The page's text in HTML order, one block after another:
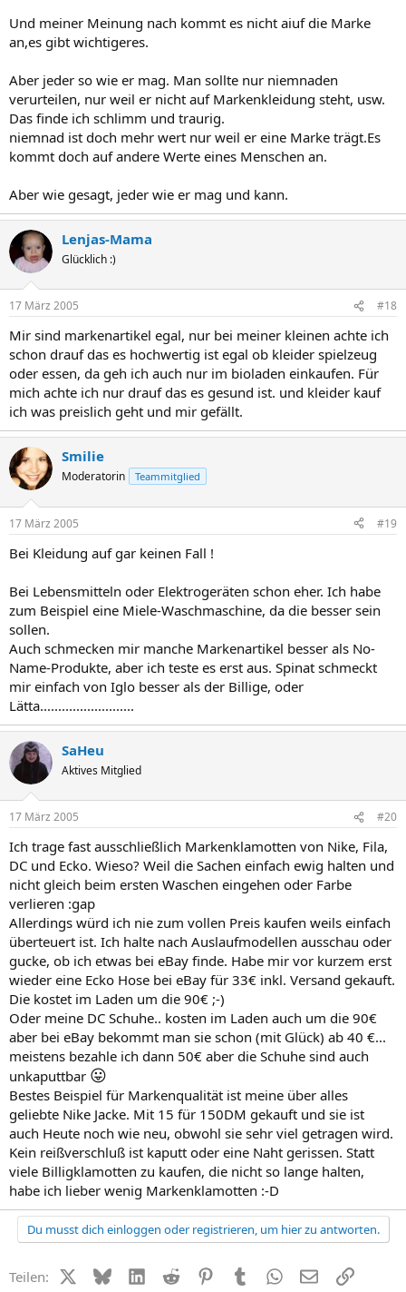
Und meiner Meinung nach kommt es nicht aiuf die Marke
an,es gibt wichtigeres.
Aber jeder so wie er mag. Man sollte nur niemnaden
verurteilen, nur weil er nicht auf Markenkleidung steht, usw.
Das finde ich schlimm und traurig.
niemnad ist doch mehr wert nur weil er eine Marke trägt.Es
kommt doch auf andere Werte eines Menschen an.
Aber wie gesagt, jeder wie er mag und kann.
Lenjas-Mama
Glücklich :)
17 März 2005 #18
Mir sind markenartikel egal, nur bei meiner kleinen achte ich
schon drauf das es hochwertig ist egal ob kleider spielzeug
oder essen, da geh ich auch nur im bioladen einkaufen. Für
mich achte ich nur drauf das es gesund ist. und kleider kauf
ich was preislich geht und mir gefällt.
Smilie
Moderatorin Teammitglied
17 März 2005 #19
Bei Kleidung auf gar keinen Fall !
Bei Lebensmitteln oder Elektrogeräten schon eher. Ich habe
zum Beispiel eine Miele-Waschmaschine, da die besser sein
sollen.
Auch schmecken mir manche Markenartikel besser als No-
Name-Produkte, aber ich teste es erst aus. Spinat schmeckt
mir einfach von Iglo besser als der Billige, oder
Lätta..........................
SaHeu
Aktives Mitglied
17 März 2005 #20
Ich trage fast ausschließlich Markenklamotten von Nike, Fila,
DC und Ecko. Wieso? Weil die Sachen einfach ewig halten und
nicht gleich beim ersten Waschen eingehen oder Farbe
verlieren :gap
Allerdings würd ich nie zum vollen Preis kaufen weils einfach
überteuert ist. Ich halte nach Auslaufmodellen ausschau oder
gucke, ob ich etwas bei eBay finde. Habe mir vor kurzem erst
wieder eine Ecko Hose bei eBay für 33€ inkl. Versand gekauft.
Die kostet im Laden um die 90€ ;-)
Oder meine DC Schuhe.. kosten im Laden auch um die 90€
aber bei eBay bekommt man sie schon (mit Glück) ab 40 €...
meistens bezahle ich dann 50€ aber die Schuhe sind auch
unkaputtbar 😛
Bestes Beispiel für Markenqualität ist meine über alles
geliebte Nike Jacke. Mit 15 für 150DM gekauft und sie ist
auch Heute noch wie neu, obwohl sie sehr viel getragen wird.
Kein reißverschluß ist kaputt oder eine Naht gerissen. Statt
viele Billigklamotten zu kaufen, die nicht so lange halten,
habe ich lieber wenig Markenklamotten :-D
Du musst dich einloggen oder registrieren, um hier zu antworten.
Teilen: X (Twitter)
BlueskyLinkedIn
Reddit PinterestTumblr WhatsApp
E-MailLink